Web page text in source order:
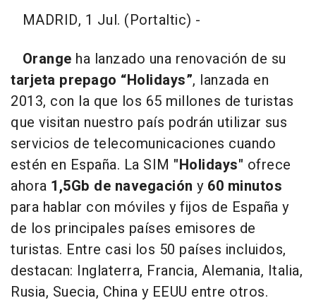
MADRID, 1 Jul. (Portaltic) -
Orange ha lanzado una renovación de su
tarjeta prepago “Holidays”, lanzada en
2013, con la que los 65 millones de turistas
que visitan nuestro país podrán utilizar sus
servicios de telecomunicaciones cuando
estén en España. La SIM "Holidays" ofrece
ahora 1,5Gb de navegación y 60 minutos
para hablar con móviles y fijos de España y
de los principales países emisores de
turistas. Entre casi los 50 países incluidos,
destacan: Inglaterra, Francia, Alemania, Italia,
Rusia, Suecia, China y EEUU entre otros.